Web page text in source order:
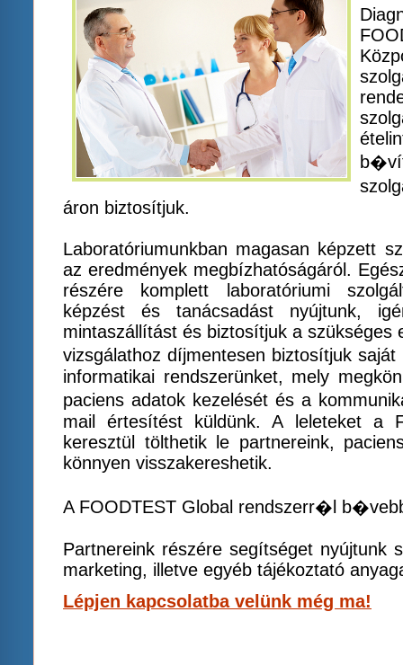
áron biztosítjuk.
Laboratóriumunkban magasan képzett
az eredmények megbízhatóságáról.
részére komplett laboratóriumi
képzést és tanácsadást nyújtunk,
mintaszállítást és biztosítjuk a szükséges
vizsgálathoz díjmentesen biztosítjuk
informatikai rendszerünket, mely
paciens adatok kezelését és a
mail értesítést küldünk. A leleteket a
keresztül tölthetik le partnereink,
könnyen visszakereshetik.
A FOODTEST Global rendszerr�l
Partnereink részére segítséget nyújtunk
marketing, illetve egyéb tájékoztató
Lépjen kapcsolatba velünk még ma!